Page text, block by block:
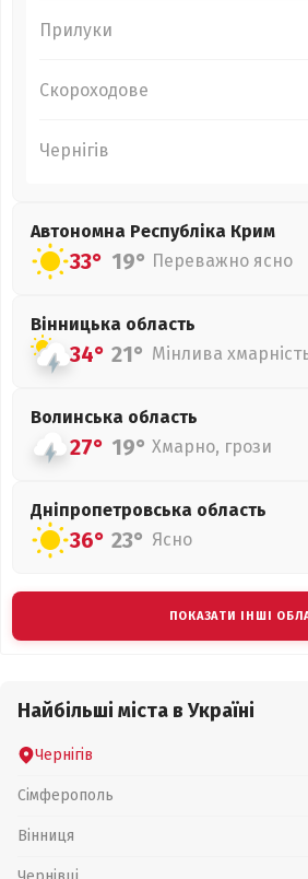
Прилуки
Скороходове
Чернігів
Автономна Республіка Крим
33° 19° Переважно ясно
Вінницька область
34° 21° Мінлива
Волинська область
27° 19° Хмарно, грози
Дніпропетровська область
36° 23° Ясно
ПОКАЗАТИ ІНШІ
Найбільші міста в Україні
Чернігів
Сімферополь
Вінниця